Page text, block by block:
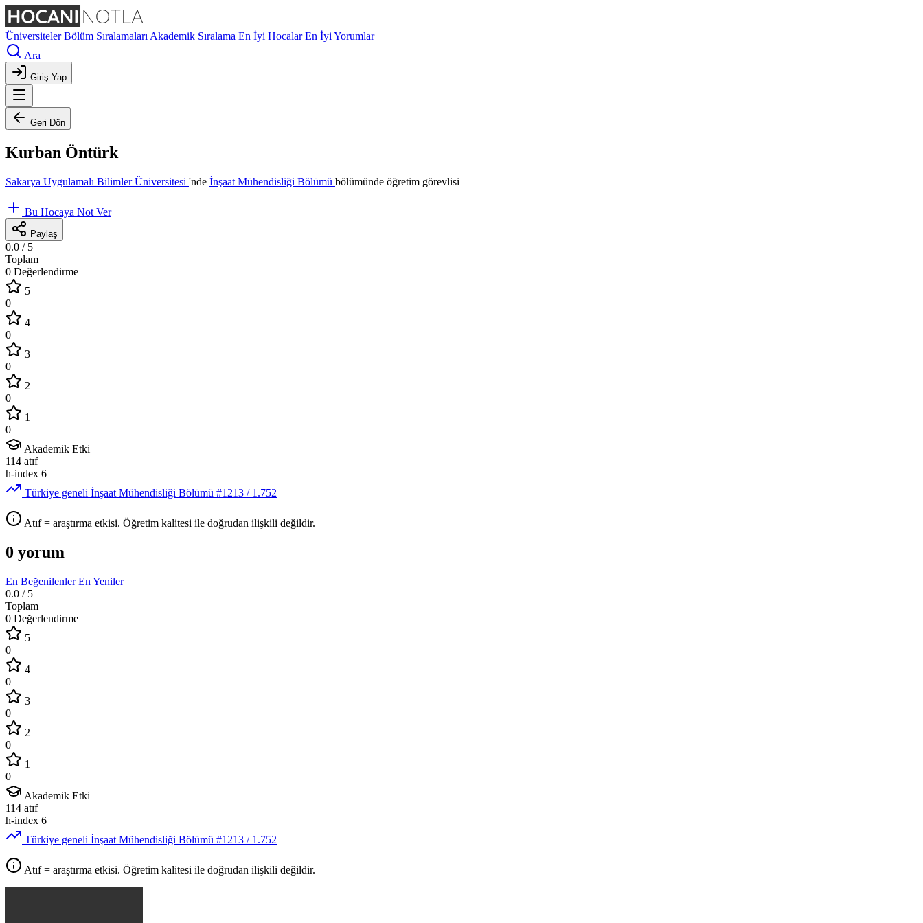
ÜniversitelerBölüm Sıralamaları Akademik Sıralama En İyi HocalarEn İyi Yorumlar
Ara
Giriş Yap
Geri Dön
Kurban Öntürk
Sakarya Uygulamalı Bilimler Üniversitesi 'nde İnşaat Mühendisliği Bölümü bölümünde öğretim görevlisi
Bu Hocaya Not Ver
Paylaş
0.0 / 5
Toplam
0 Değerlendirme
5
0
4
0
3
0
2
0
1
0
Akademik Etki
114 atıf
h-index 6
Türkiye geneli İnşaat Mühendisliği Bölümü #1213 / 1.752
Atıf = araştırma etkisi. Öğretim kalitesi ile doğrudan ilişkili değildir.
0 yorum
En BeğenilenlerEn Yeniler
0.0 / 5
Toplam
0 Değerlendirme
5
0
4
0
3
0
2
0
1
0
Akademik Etki
114 atıf
h-index 6
Türkiye geneli İnşaat Mühendisliği Bölümü #1213 / 1.752
Atıf = araştırma etkisi. Öğretim kalitesi ile doğrudan ilişkili değildir.